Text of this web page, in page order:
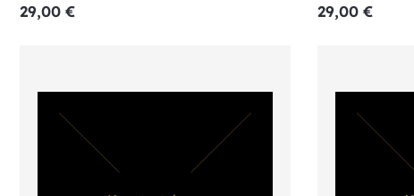
29,00 € 29,00 €